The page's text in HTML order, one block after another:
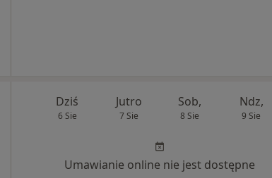
Dziś
6 Sie
Jutro
7 Sie
Sob,
8 Sie
Ndz,
9 Sie
Umawianie online nie jest dostępne